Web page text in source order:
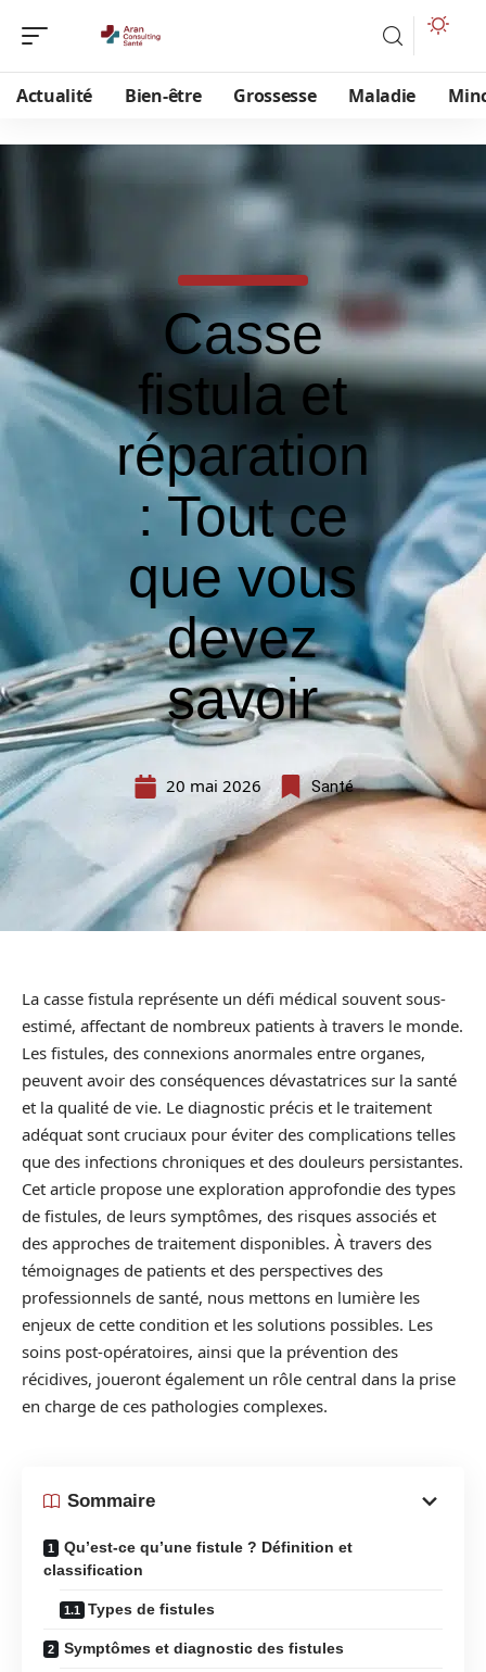
Actualité Bien-être Grossesse Maladie
Casse
fistula et
réparation
: Tout ce
que vous
devez
savoir
20 mai 2026 Santé
La casse fistula représente un défi médical souvent sous-
estimé, affectant de nombreux patients à travers le monde.
Les fistules, des connexions anormales entre organes,
peuvent avoir des conséquences dévastatrices sur la santé
et la qualité de vie. Le diagnostic précis et le traitement
adéquat sont cruciaux pour éviter des complications telles
que des infections chroniques et des douleurs persistantes.
Cet article propose une exploration approfondie des types
de fistules, de leurs symptômes, des risques associés et
des approches de traitement disponibles. À travers des
témoignages de patients et des perspectives des
professionnels de santé, nous mettons en lumière les
enjeux de cette condition et les solutions possibles. Les
soins post-opératoires, ainsi que la prévention des
récidives, joueront également un rôle central dans la prise
en charge de ces pathologies complexes.
Sommaire
Qu’est-ce qu’une fistule ? Définition et
classification
Types de fistules
Symptômes et diagnostic des fistules